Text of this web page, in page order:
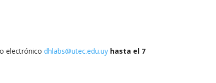
electrónicodhlabs@utec.edu.uy hasta el 7